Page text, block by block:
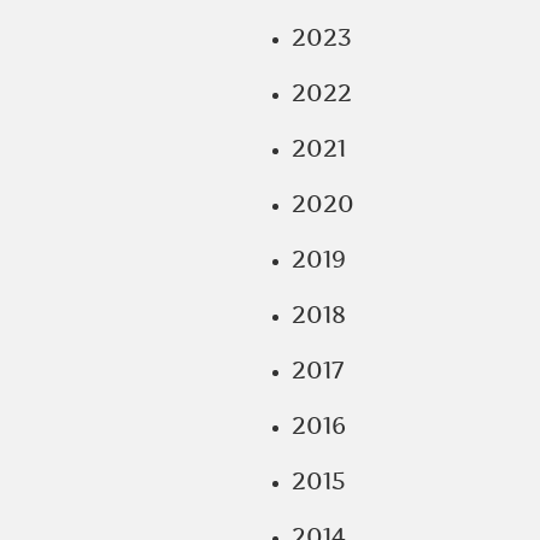
2023
2022
2021
2020
2019
2018
2017
2016
2015